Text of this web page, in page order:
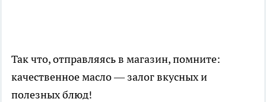
Так что, отправляясь в магазин, помните:
качественное масло — залог вкусных и
полезных блюд!